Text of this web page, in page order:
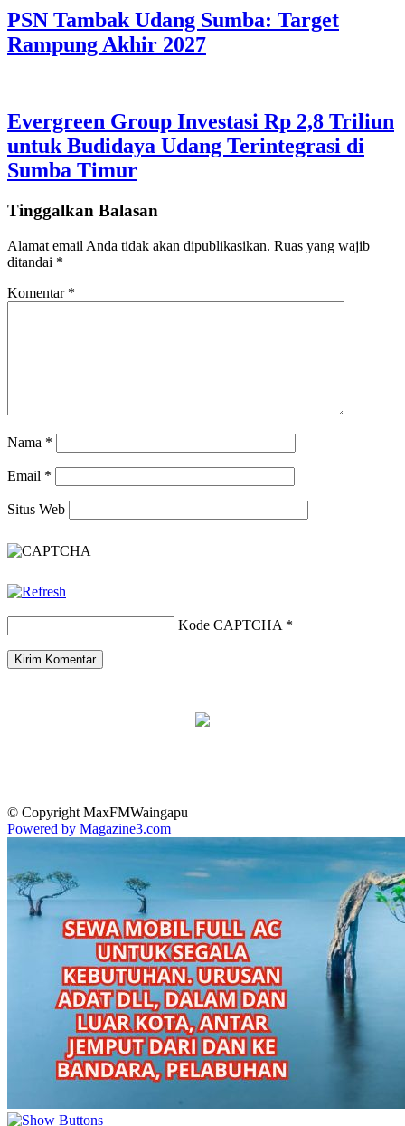
PSN Tambak Udang Sumba: Target
Rampung Akhir 2027
Evergreen Group Investasi Rp 2,8 Triliun
untuk Budidaya Udang Terintegrasi di
Sumba Timur
Tinggalkan Balasan
Alamat email Anda tidak akan dipublikasikan. Ruas yang wajib
ditandai *
Komentar *
Nama *
Email *
Situs Web
Kode CAPTCHA *
© Copyright MaxFMWaingapu
Powered by Magazine3.com